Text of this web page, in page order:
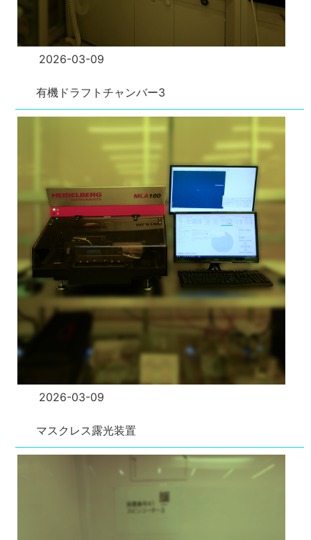
2026-03-09
有機ドラフトチャンバー3
2026-03-09
マスクレス露光装置